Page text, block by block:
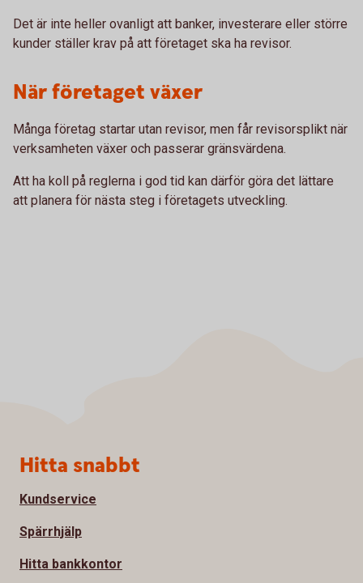
Det är inte heller ovanligt att banker, investerare eller större
kunder ställer krav på att företaget ska ha revisor.
När företaget växer
Många företag startar utan revisor, men får revisorsplikt när
verksamheten växer och passerar gränsvärdena.
Att ha koll på reglerna i god tid kan därför göra det lättare
att planera för nästa steg i företagets utveckling.
Sidfot
Hitta snabbt
Kundservice
Spärrhjälp
Hitta bankkontor